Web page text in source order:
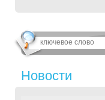
Новости